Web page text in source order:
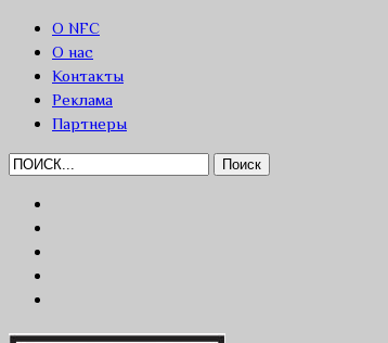
О NFC
О нас
Контакты
Реклама
Партнеры